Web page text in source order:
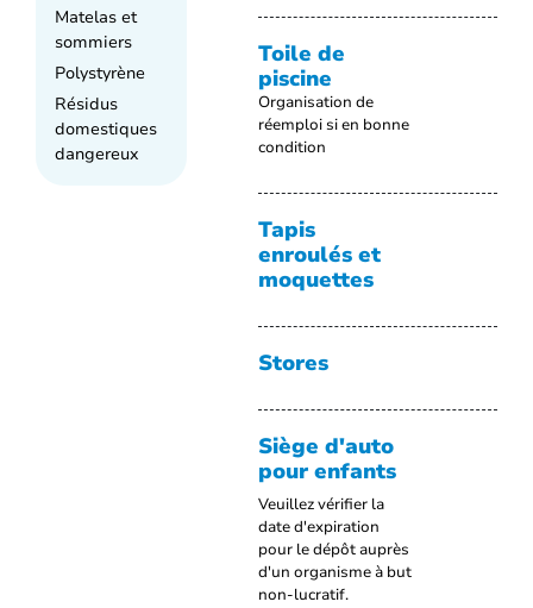
Matelas et
sommiers
Polystyrène
Résidus
domestiques
dangereux
Toile de
piscine
Organisation de
réemploi si en bonne
condition
Tapis
enroulés et
moquettes
Stores
Siège d'auto
pour enfants
Veuillez vérifier la
date d'expiration
pour le dépôt auprès
d'un organisme à but
non-lucratif.